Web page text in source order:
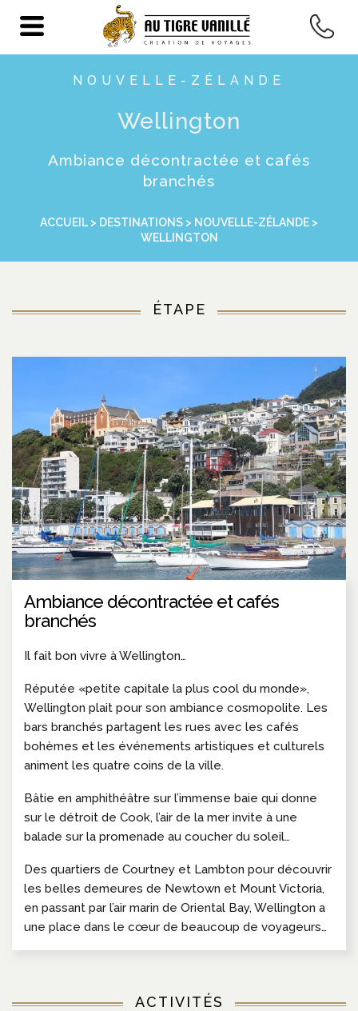
NOUVELLE-ZÉLANDE
Wellington
Ambiance décontractée et cafés
branchés
ACCUEIL > DESTINATIONS > NOUVELLE-ZÉLANDE >
WELLINGTON
ÉTAPE
Ambiance décontractée et cafés
branchés
Il fait bon vivre à Wellington…
Réputée «petite capitale la plus cool du monde»,
Wellington plait pour son ambiance cosmopolite. Les
bars branchés partagent les rues avec les cafés
bohèmes et les événements artistiques et culturels
animent les quatre coins de la ville.
Bâtie en amphithéâtre sur l’immense baie qui donne
sur le détroit de Cook, l’air de la mer invite à une
balade sur la promenade au coucher du soleil…
Des quartiers de Courtney et Lambton pour découvrir
les belles demeures de Newtown et Mount Victoria,
en passant par l’air marin de Oriental Bay, Wellington a
une place dans le cœur de beaucoup de voyageurs…
ACTIVITÉS